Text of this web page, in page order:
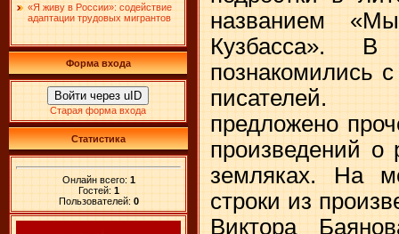
«Я живу в России»: содействие
адаптации трудовых мигрантов
Форма входа
Войти через uID
Старая форма входа
Статистика
Онлайн всего: 1
Гостей: 1
Пользователей: 0
названием
Кузбасса».
познакомились
писателей.
предложено
произведений о
земляках. На
строки из
Виктора